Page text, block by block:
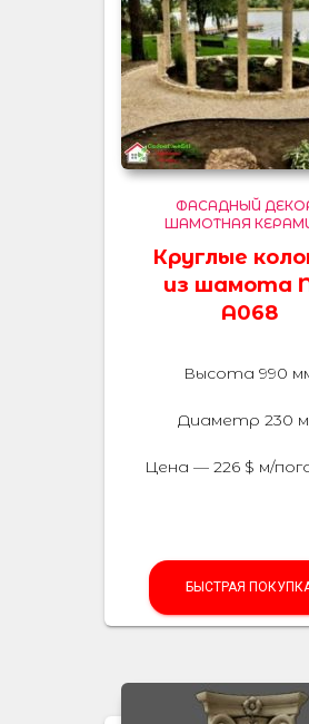
ФАСАДНЫЙ
ШАМОТНАЯ
Круглые
из шамота
А068
Высота 990
Диаметр 230
Цена — 226 $ м/
БЫСТРАЯ